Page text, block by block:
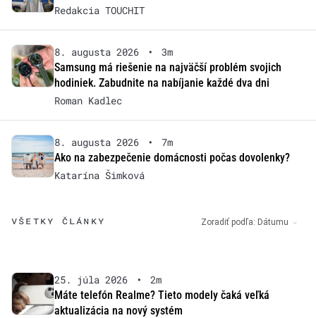
Redakcia TOUCHIT
8. augusta 2026 •
3m
Samsung má riešenie na najväčší problém svojich
hodiniek. Zabudnite na nabíjanie každé dva dni
Roman Kadlec
8. augusta 2026 •
7m
Ako na zabezpečenie domácnosti počas dovolenky?
Katarína Šimková
VŠETKY ČLÁNKY Zoradiť podľa: Dátumu
25. júla 2026 •
2m
Máte telefón Realme? Tieto modely čaká veľká
aktualizácia na nový systém